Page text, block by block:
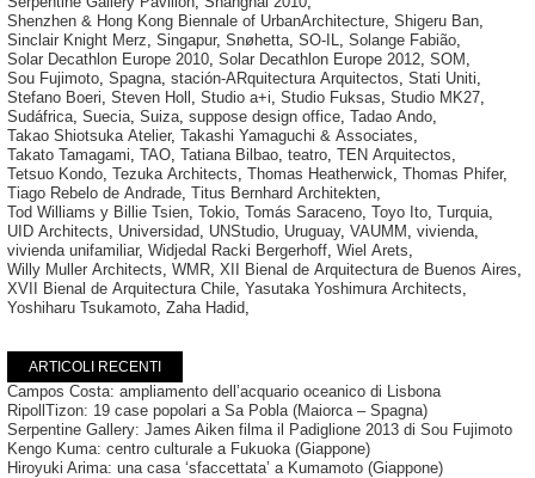
Shenzhen & Hong Kong Biennale of UrbanArchitecture, Shigeru Ban,
Sinclair Knight Merz, Singapur, Snøhetta, SO-IL, Solange Fabião,
Solar Decathlon Europe 2010, Solar Decathlon Europe 2012, SOM ,
Sou Fujimoto, Spagna, stación-ARquitectura Arquitectos, Stati Uniti,
Stefano Boeri, Steven Holl , Studio a+i, Studio Fuksas, Studio MK27,
Sudáfrica, Suecia, Suiza, suppose design office, Tadao Ando,
Takao Shiotsuka Atelier, Takashi Yamaguchi & Associates,
Takato Tamagami, TAO, Tatiana Bilbao, teatro, TEN Arquitectos,
Tetsuo Kondo, Tezuka Architects, Thomas Heatherwick, Thomas Phifer,
Tiago Rebelo de Andrade, Titus Bernhard Architekten,
Tod Williams y Billie Tsien, Tokio, Tomás Saraceno, Toyo Ito, Turquia,
UID Architects, Universidad, UNStudio, Uruguay, VAUMM , vivienda,
vivienda unifamiliar, Widjedal Racki Bergerhoff, Wiel Arets,
Willy Muller Architects, WMR, XII Bienal de Arquitectura de Buenos Aires,
XVII Bienal de Arquitectura Chile, Yasutaka Yoshimura Architects,
Yoshiharu Tsukamoto, Zaha Hadid,
ARTICOLI RECENTI
Campos Costa: ampliamento dell’acquario oceanico di Lisbona
RipollTizon: 19 case popolari a Sa Pobla (Maiorca – Spagna)
Serpentine Gallery: James Aiken filma il Padiglione 2013 di Sou Fujimoto
Kengo Kuma: centro culturale a Fukuoka (Giappone)
Hiroyuki Arima: una casa ‘sfaccettata’ a Kumamoto (Giappone)